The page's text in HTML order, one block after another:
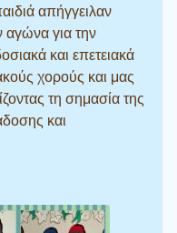
απήγγειλαν
αγώνα για την
και επετειακά
χορούς και μας
τη σημασία της
και